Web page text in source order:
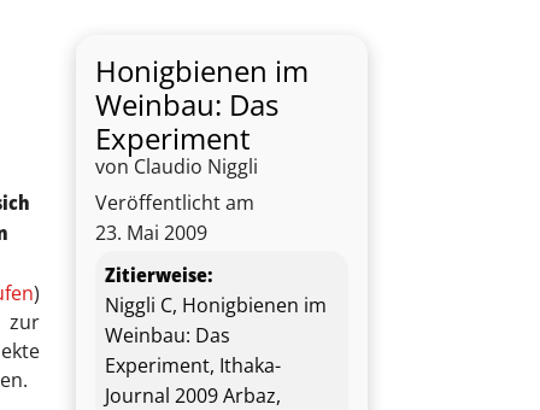
)
zur
Honigbienen im
Weinbau: Das
Experiment
von Claudio Niggli
Veröffentlicht am
23. Mai 2009
Zitierweise:
Niggli C, Honigbienen im
Weinbau: Das
Experiment, Ithaka-
Journal 2009 Arbaz,